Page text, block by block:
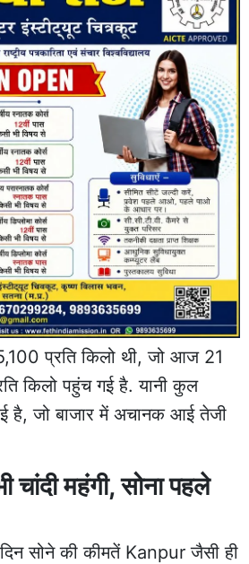
प्रति किलो थी, जो आज 21
किलो पहुंच गई है. यानी कुल
है, जो बाजार में अचानक आई तेजी
महंगी, सोना पहले
सोने की कीमतें Kanpur जैसी ही